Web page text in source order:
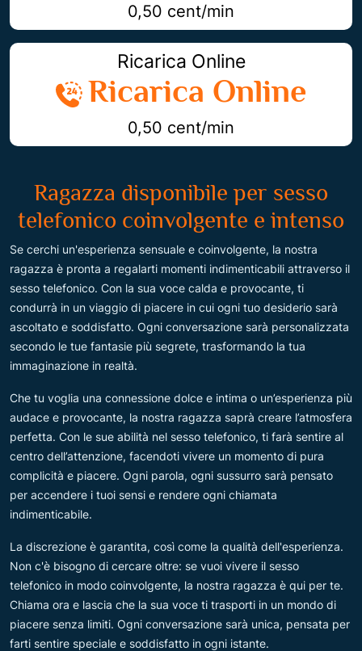
0,50 cent/min
Ricarica Online
Ricarica Online
0,50 cent/min
Ragazza disponibile per sesso
telefonico coinvolgente e intenso
Se cerchi un'esperienza sensuale e coinvolgente, la nostra
ragazza è pronta a regalarti momenti indimenticabili attraverso il
sesso telefonico. Con la sua voce calda e provocante, ti
condurrà in un viaggio di piacere in cui ogni tuo desiderio sarà
ascoltato e soddisfatto. Ogni conversazione sarà personalizzata
secondo le tue fantasie più segrete, trasformando la tua
immaginazione in realtà.
Che tu voglia una connessione dolce e intima o un’esperienza più
audace e provocante, la nostra ragazza saprà creare l’atmosfera
perfetta. Con le sue abilità nel sesso telefonico, ti farà sentire al
centro dell’attenzione, facendoti vivere un momento di pura
complicità e piacere. Ogni parola, ogni sussurro sarà pensato
per accendere i tuoi sensi e rendere ogni chiamata
indimenticabile.
La discrezione è garantita, così come la qualità dell'esperienza.
Non c'è bisogno di cercare oltre: se vuoi vivere il sesso
telefonico in modo coinvolgente, la nostra ragazza è qui per te.
Chiama ora e lascia che la sua voce ti trasporti in un mondo di
piacere senza limiti. Ogni conversazione sarà unica, pensata per
farti sentire speciale e soddisfatto in ogni istante.